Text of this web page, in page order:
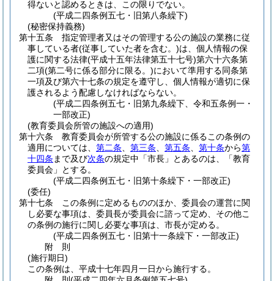
得ないと認めるときは、この限りでない。
(平成二四条例五七・旧第八条繰下)
(秘密保持義務)
第十五条
指定管理者又はその管理する公の施設の業務に従
事している者(従事していた者を含む。)は、個人情報の保
護に関する法律(平成十五年法律第五十七号)第六十六条第
二項(第二号に係る部分に限る。)において準用する同条第
一項及び第六十七条の規定を遵守し、個人情報が適切に保
護されるよう配慮しなければならない。
(平成二四条例五七・旧第九条繰下、令和五条例一・
一部改正)
(教育委員会所管の施設への適用)
第十六条
教育委員会が所管する公の施設に係るこの条例の
適用については、 第二条 第三条 第五条 第十条から第
十四条 まで及び次条の規定中「市長」とあるのは、「教育
委員会」とする。
(平成二四条例五七・旧第十条繰下・一部改正)
(委任)
第十七条
この条例に定めるもののほか、委員会の運営に関
し必要な事項は、委員長が委員会に諮って定め、その他こ
の条例の施行に関し必要な事項は、市長が定める。
(平成二四条例五七・旧第十一条繰下・一部改正)
附 則
(施行期日)
この条例は、平成十七年四月一日から施行する。